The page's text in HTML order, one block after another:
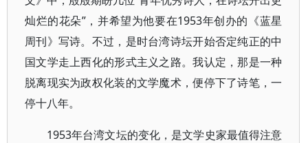
灿烂的花朵”，并希望为他要在1953年创办的《蓝星
周刊》写诗。不过，是时台湾诗坛开始否定纯正的中
国文学走上西化的形式主义之路。我认定，那是一种
脱离现实为政权化装的文学魔术，便停下了诗笔，一
停十八年。
1953年台湾文坛的变化，是文学史家最值得注意